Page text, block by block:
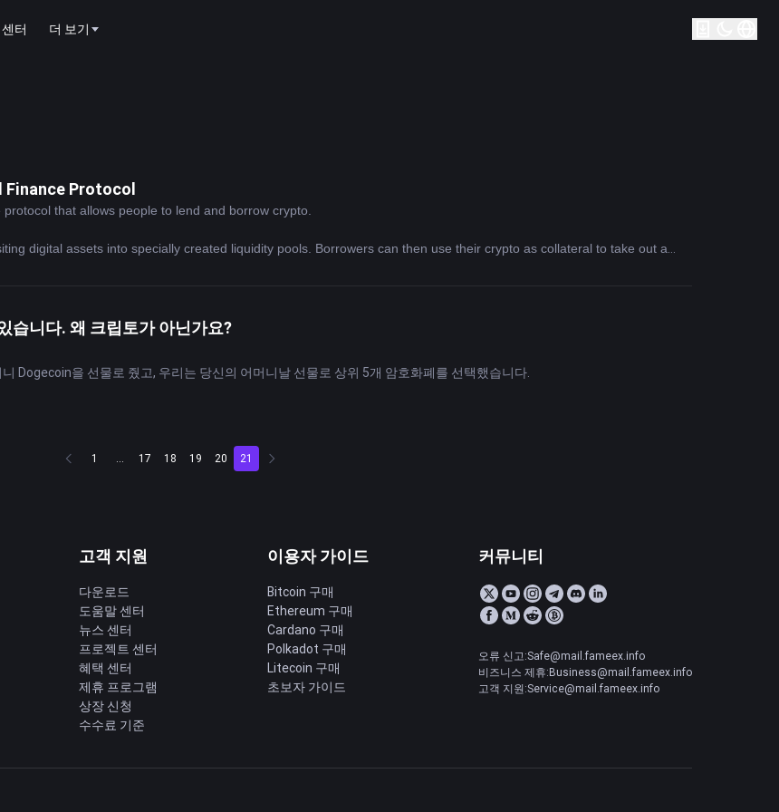
터 더 보기
Finance Protocol
that allows people to lend and borrow crypto.
digital assets into specially created liquidity pools. Borrowers can then use their crypto as collateral to take out a
fees on the platform, and it also serves as a governance token — giving owners a say in the future development
습니다. 왜 크립토가 아닌가요?
Dogecoin을 선물로 줬고, 우리는 당신의 어머니날 선물로 상위 5개 암호화폐를 선택했습니다.
1 ... 17 18 19 20 21
고객 지원
다운로드
도움말 센터
뉴스 센터
프로젝트 센터
혜택 센터
제휴 프로그램
상장 신청
수수료 기준
이용자 가이드
Bitcoin 구매
Ethereum 구매
Cardano 구매
Polkadot 구매
Litecoin 구매
초보자 가이드
커뮤니티
오류 신고:Safe@mail.fameex.info
비즈니스 제휴:Business@mail.fameex.info
고객 지원:Service@mail.fameex.info